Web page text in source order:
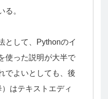
る。
として、Pythonのイ
使った説明が大半で
でよいとしても、後
はテキストエディ